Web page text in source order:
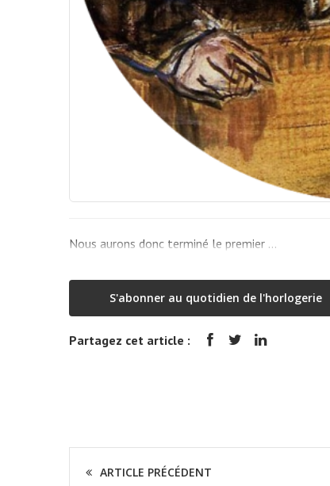
Nous aurons donc terminé le premier …
S'abonner au quotidien de l'horlogerie
Partagez cet article :
ARTICLE PRÉCÉDENT